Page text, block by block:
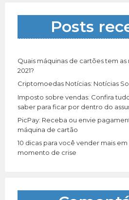
a
r
:
Posts
Quais máquinas de cartões tem
2021?
Criptomoedas Notícias: Notícias
Imposto sobre vendas: Confira
saber para ficar por dentro do
PicPay: Receba ou envie
máquina de cartão
10 dicas para você vender mais
momento de crise